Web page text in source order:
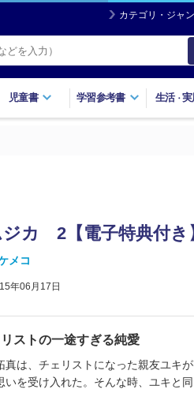
カテゴリ・ジャ
児童書 学習参考書 生活・実
カ 2【電子特典付き
メコ
年06月17日
ストの一途すぎる純愛
真は、チェリストになった親友ユキ
いを受け入れた。そんな時、ユキと